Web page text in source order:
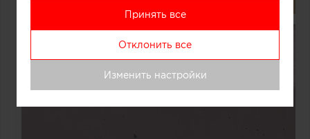
Принять все
Отклонить все
Изменить настройки